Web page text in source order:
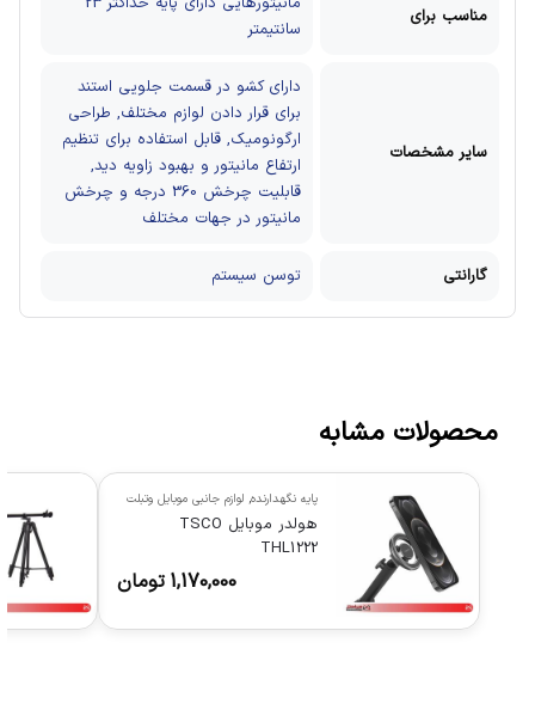
مناسب برای
سانتیمتر
سایر مشخصات
دارای کشو در قسمت جلویی استند
برای قرار دادن لوازم مختلف, طراحی
ارگونومیک, قابل استفاده برای تنظیم
ارتفاع مانیتور و بهبود زاویه دید,
قابلیت چرخش 360 درجه و چرخش
مانیتور در جهات مختلف
گارانتی توسن سیستم
محصولات مشابه
پایه نگهدارنده, لوازم جانبی موبایل وتبلت
هولدر موبایل TSCO
THL1222
1,170,000 تومان